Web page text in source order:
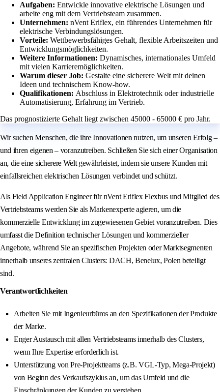
Aufgaben: Entwickle innovative elektrische Lösungen und
arbeite eng mit dem Vertriebsteam zusammen.
Unternehmen: nVent Eriflex, ein führendes Unternehmen für
elektrische Verbindungslösungen.
Vorteile: Wettbewerbsfähiges Gehalt, flexible Arbeitszeiten und
Entwicklungsmöglichkeiten.
Weitere Informationen: Dynamisches, internationales Umfeld
mit vielen Karrieremöglichkeiten.
Warum dieser Job: Gestalte eine sicherere Welt mit deinen
Ideen und technischem Know-how.
Qualifikationen: Abschluss in Elektrotechnik oder industrielle
Automatisierung, Erfahrung im Vertrieb.
Das prognostizierte Gehalt liegt zwischen 45000 - 65000 € pro Jahr.
Wir suchen Menschen, die ihre Innovationen nutzen, um unseren Erfolg –
und ihren eigenen – voranzutreiben. Schließen Sie sich einer Organisation
an, die eine sicherere Welt gewährleistet, indem sie unsere Kunden mit
einfallsreichen elektrischen Lösungen verbindet und schützt.
Als Field Application Engineer für nVent Eriflex Flexbus und Mitglied des
Vertriebsteams werden Sie als Markenexperte agieren, um die
kommerzielle Entwicklung im zugewiesenen Gebiet voranzutreiben. Dies
umfasst die Definition technischer Lösungen und kommerzieller
Angebote, während Sie an spezifischen Projekten oder Marktsegmenten
innerhalb unseres zentralen Clusters: DACH, Benelux, Polen beteiligt
sind.
Verantwortlichkeiten
Arbeiten Sie mit Ingenieurbüros an den Spezifikationen der Produkte
der Marke.
Enger Austausch mit allen Vertriebsteams innerhalb des Clusters,
wenn Ihre Expertise erforderlich ist.
Unterstützung von Pre-Projektteams (z.B. VGL-Typ, Mega-Projekt)
von Beginn des Verkaufszyklus an, um das Umfeld und die